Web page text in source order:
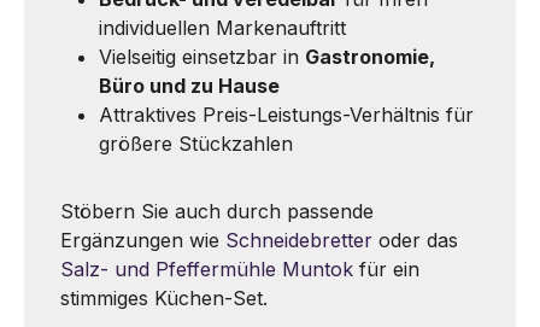
individuellen Markenauftritt
Vielseitig einsetzbar in Gastronomie,
Büro und zu Hause
Attraktives Preis-Leistungs-Verhältnis für
größere Stückzahlen
Stöbern Sie auch durch passende
Ergänzungen wie Schneidebretter oder das
Salz- und Pfeffermühle Muntok für ein
stimmiges Küchen-Set.